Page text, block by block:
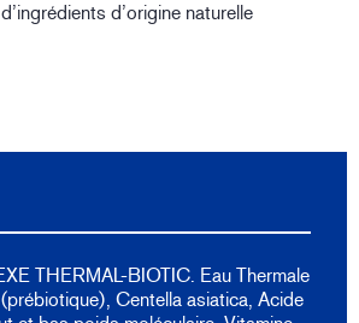
d’ingrédients d’origine naturelle
THERMAL-BIOTIC. Eau Thermale
(prébiotique), Centella asiatica, Acide